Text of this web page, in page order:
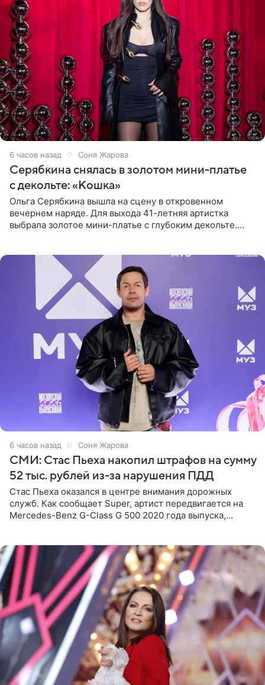
6 часов назад Соня Жарова
Серябкина снялась в золотом мини-платье
с декольте: «Кошка»
Ольга Серябкина вышла на сцену в откровенном
вечернем наряде. Для выхода 41-летняя артистка
выбрала золотое мини-платье с глубоким декольте.
6 часов назад Соня Жарова
СМИ: Стас Пьеха накопил штрафов на сумму
52 тыс. рублей из-за нарушения ПДД
Стас Пьеха оказался в центре внимания дорожных
служб. Как сообщает Super, артист передвигается на
Mercedes-Benz G-Class G 500 2020 года выпуска,